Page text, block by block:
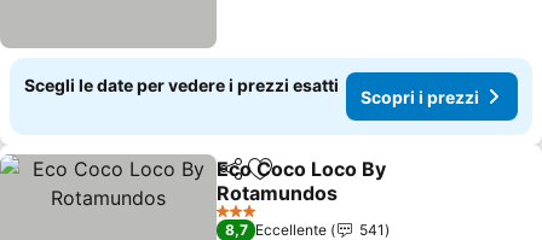
Scegli le date per vedere i prezzi esatti
Scopri i prezzi
CondividiAggiungi ai preferiti
Eco Coco Loco By
Rotamundos
Scopri i prezzi
3 Stelle
8,7 Eccellente
541